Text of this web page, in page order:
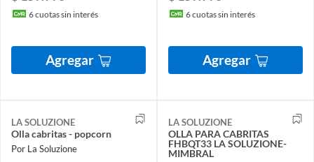
6cuotas sin interés
Agregar
6cuotas sin interés
Agregar
LA SOLUZIONE
Olla cabritas - popcorn
Por La Soluzione
LA SOLUZIONE
OLLA PARA CABRITAS
FHBQT33 LA SOLUZIONE-
MIMBRAL